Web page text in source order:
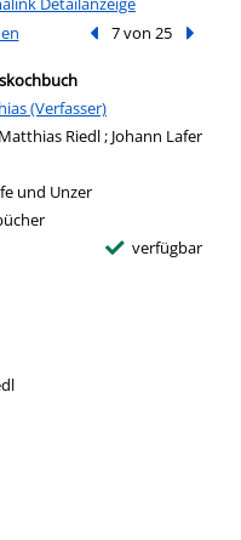
Vorheriger Treffer
7 von 25
Verfasser
(Verfasser)
Riedl ; Johann Lafer
und Unzer
verfügbar